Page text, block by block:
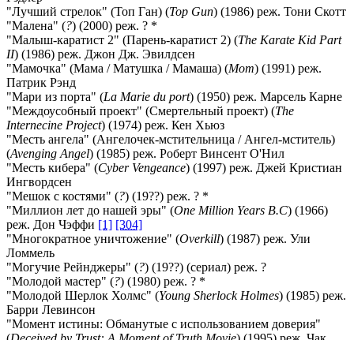
"Лучший стрелок" (Топ Ган) (Top Gun) (1986) реж. Тони Скотт
"Малена" (?) (2000) реж. ? *
"Малыш-каратист 2" (Парень-каратист 2) (The Karate Kid Part
II) (1986) реж. Джон Дж. Эвилдсен
"Мамочка" (Мама / Матушка / Мамаша) (Mom) (1991) реж.
Патрик Рэнд
"Мари из порта" (La Marie du port) (1950) реж. Марсель Карне
"Междоусобный проект" (Смертельный проект) (The
Internecine Project) (1974) реж. Кен Хьюз
"Месть ангела" (Ангелочек-мстительница / Ангел-мститель)
(Avenging Angel) (1985) реж. Роберт Винсент О'Нил
"Месть кибера" (Cyber Vengeance) (1997) реж. Джей Кристиан
Ингвордсен
"Мешок с костями" (?) (19??) реж. ? *
"Миллион лет до нашей эры" (One Million Years B.C) (1966)
реж. Дон Чэффи [1] [304]
"Многократное уничтожение" (Overkill) (1987) реж. Ули
Ломмель
"Могучие Рейнджеры" (?) (19??) (сериал) реж. ?
"Молодой мастер" (?) (1980) реж. ? *
"Молодой Шерлок Холмс" (Young Sherlock Holmes) (1985) реж.
Барри Левинсон
"Момент истины: Обманутые с использованием доверия"